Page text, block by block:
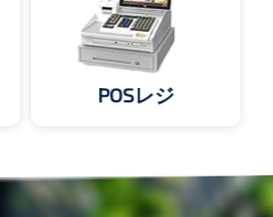
POSレジ